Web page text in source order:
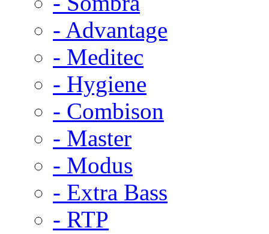
- Advantage
- Meditec
- Hygiene
- Combison
- Master
- Modus
- Extra Bass
- RTP